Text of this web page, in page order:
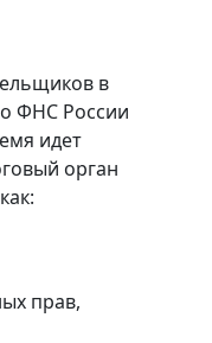
в
ФНС России
идет
орган
прав,